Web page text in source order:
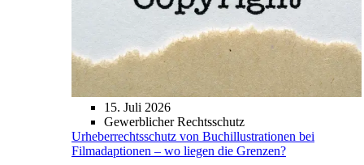
15. Juli 2026
Gewerblicher Rechtsschutz
Urheberrechtsschutz von Buchillustrationen bei
Filmadaptionen – wo liegen die Grenzen?